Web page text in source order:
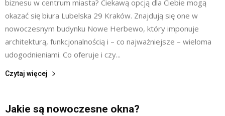
biznesu w centrum miasta? Ciekawą opcją dla Ciebie mogą
okazać się biura Lubelska 29 Kraków. Znajdują się one w
nowoczesnym budynku Nowe Herbewo, który imponuje
architekturą, funkcjonalnością i – co najważniejsze – wieloma
udogodnieniami. Co oferuje i czy...
Czytaj więcej
Jakie są nowoczesne okna?